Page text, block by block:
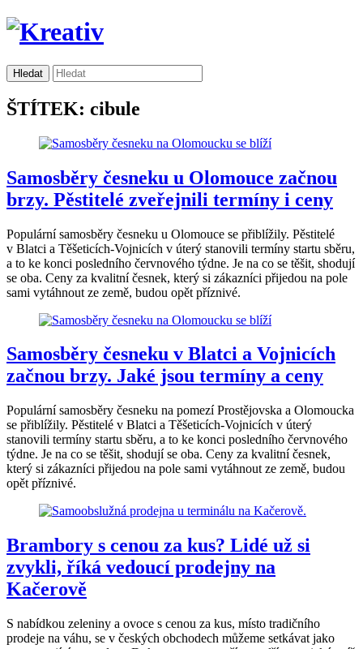
ŠTÍTEK: cibule
Samosběry česneku u Olomouce začnou
brzy. Pěstitelé zveřejnili termíny i ceny
Populární samosběry česneku u Olomouce se přiblížily. Pěstitelé
v Blatci a Těšeticích-Vojnicích v úterý stanovili termíny startu sběru,
a to ke konci posledního červnového týdne. Je na co se těšit, shodují
se oba. Ceny za kvalitní česnek, který si zákazníci přijedou na pole
sami vytáhnout ze země, budou opět příznivé.
Samosběry česneku v Blatci a Vojnicích
začnou brzy. Jaké jsou termíny a ceny
Populární samosběry česneku na pomezí Prostějovska a Olomoucka
se přiblížily. Pěstitelé v Blatci a Těšeticích-Vojnicích v úterý
stanovili termíny startu sběru, a to ke konci posledního červnového
týdne. Je na co se těšit, shodují se oba. Ceny za kvalitní česnek,
který si zákazníci přijedou na pole sami vytáhnout ze země, budou
opět příznivé.
Brambory s cenou za kus? Lidé už si
zvykli, říká vedoucí prodejny na
Kačerově
S nabídkou zeleniny a ovoce s cenou za kus, místo tradičního
prodeje na váhu, se v českých obchodech můžeme setkávat jako